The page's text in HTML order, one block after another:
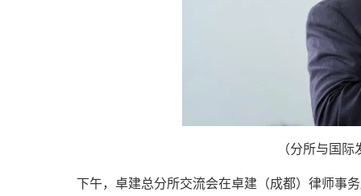
（分所与国
下午，卓建总分所交流会在卓建（成都）律师事